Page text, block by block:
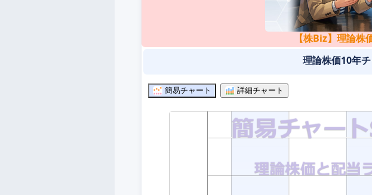
【株Biz】理論株
理論株価10年
簡易チャート 詳細チャート